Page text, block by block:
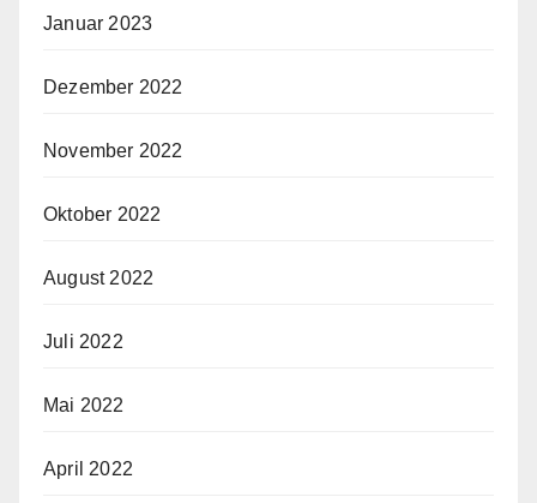
Januar 2023
Dezember 2022
November 2022
Oktober 2022
August 2022
Juli 2022
Mai 2022
April 2022